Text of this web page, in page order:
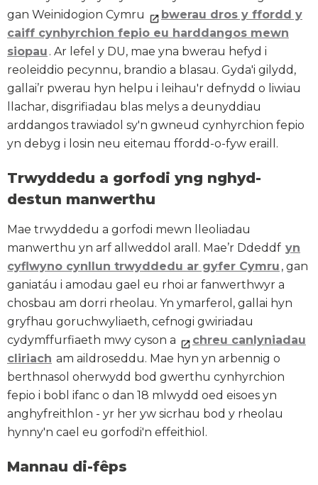
gan Weinidogion Cymru
bwerau dros y ffordd y
caiff cynhyrchion fepio eu harddangos mewn
siopau . Ar lefel y DU, mae yna bwerau hefyd i
reoleiddio pecynnu, brandio a blasau. Gyda'i gilydd,
gallai’r pwerau hyn helpu i leihau'r defnydd o liwiau
llachar, disgrifiadau blas melys a deunyddiau
arddangos trawiadol sy'n gwneud cynhyrchion fepio
yn debyg i losin neu eitemau ffordd-o-fyw eraill.
Trwyddedu a gorfodi yng nghyd-
destun manwerthu
Mae trwyddedu a gorfodi mewn lleoliadau
manwerthu yn arf allweddol arall. Mae’r Ddeddf yn
cyflwyno cynllun trwyddedu ar gyfer Cymru , gan
ganiatáu i amodau gael eu rhoi ar fanwerthwyr a
chosbau am dorri rheolau. Yn ymarferol, gallai hyn
gryfhau goruchwyliaeth, cefnogi gwiriadau
cydymffurfiaeth mwy cyson a
chreu canlyniadau
cliriach am aildroseddu. Mae hyn yn arbennig o
berthnasol oherwydd bod gwerthu cynhyrchion
fepio i bobl ifanc o dan 18 mlwydd oed eisoes yn
anghyfreithlon - yr her yw sicrhau bod y rheolau
hynny'n cael eu gorfodi'n effeithiol.
Mannau di-fêps